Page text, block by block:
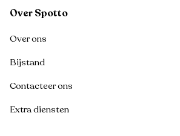
Over Spotto
Over ons
Bijstand
Contacteer ons
Extra diensten